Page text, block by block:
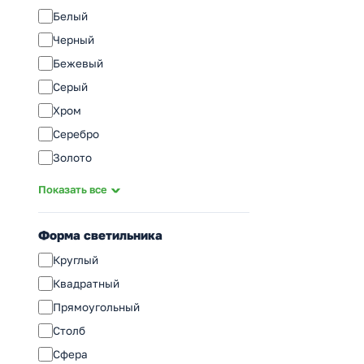
Белый
Черный
Бежевый
Серый
Хром
Серебро
Золото
Показать все
Форма светильника
Круглый
Квадратный
Прямоугольный
Столб
Сфера